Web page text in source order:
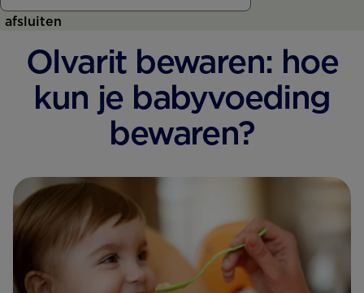
afsluiten
Olvarit bewaren: hoe
kun je babyvoeding
bewaren?